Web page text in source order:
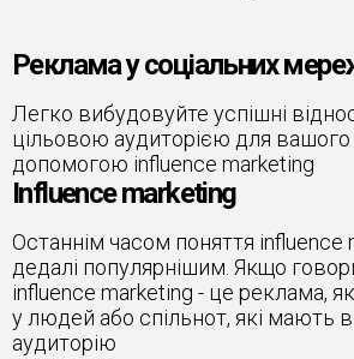
Реклама у соціальних
Легко вибудовуйте успішні
цільовою аудиторією для вашого
допомогою influence marketing
Influence marketing
Останнім часом поняття influence
дедалі популярнішим. Якщо
influence marketing - це реклама,
у людей або спільнот, які мають
аудиторію